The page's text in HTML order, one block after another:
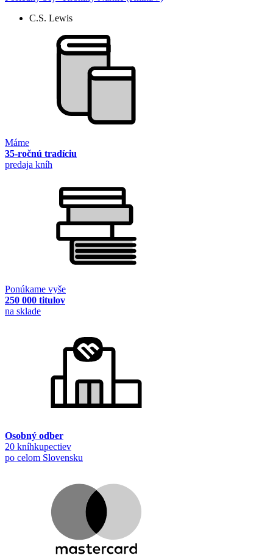
C.S. Lewis
Máme
35-ročnú tradíciu
predaja kníh
Ponúkame vyše
250 000 titulov
na sklade
Osobný odber
20 kníhkupectiev
po celom Slovensku